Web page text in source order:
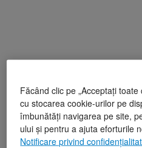
Făcând clic pe „Acceptați
cu stocarea cookie-urilor pe
îmbunătăți navigarea pe site,
ului și pentru a ajuta eforturile
Notificare privind